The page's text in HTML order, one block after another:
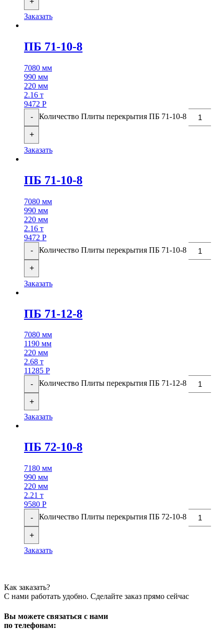
Заказать
ПБ 71-10-8
7080 мм
990 мм
220 мм
2.16 т
9472 Р
-
Количество Плиты перекрытия ПБ 71-10-8
+
Заказать
ПБ 71-10-8
7080 мм
990 мм
220 мм
2.16 т
9472 Р
-
Количество Плиты перекрытия ПБ 71-10-8
+
Заказать
ПБ 71-12-8
7080 мм
1190 мм
220 мм
2.68 т
11285 Р
-
Количество Плиты перекрытия ПБ 71-12-8
+
Заказать
ПБ 72-10-8
7180 мм
990 мм
220 мм
2.21 т
9580 Р
-
Количество Плиты перекрытия ПБ 72-10-8
+
Заказать
Как заказать?
С нами работать удобно. Сделайте заказ прямо сейчас
Вы можете связаться с нами
по телефонам: